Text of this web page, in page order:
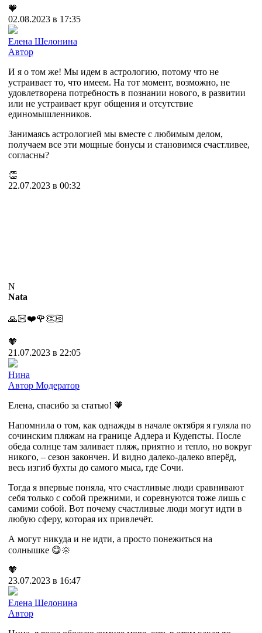
🧡
02.08.2023 в 17:35
Елена Шелонина
Автор
И я о том же! Мы идем в астрологию, потому что не
устраивает то, что имеем. На тот момент, возможно, не
удовлетворена потребность в познании нового, в развитии
или не устраивает круг общения и отсутствие
единомышленников.
Занимаясь астрологией мы вместе с любимым делом,
получаем все эти мощные бонусы и становимся счастливее,
согласны?
👏
22.07.2023 в 00:32
N
Nata
🙏🏻❤️🌹👏🏻
🧡
21.07.2023 в 22:05
Нина
Автор Модератор
Елена, спасибо за статью! 🧡
Напомнила о том, как однажды в начале октября я гуляла по
сочинским пляжам на границе Адлера и Кудепсты. После
обеда солнце там заливает пляж, приятно и тепло, но вокруг
никого, – сезон закончен. И видно далеко-далеко вперёд,
весь изгиб бухты до самого мыса, где Сочи.
Тогда я впервые поняла, что счастливые люди сравнивают
себя только с собой прежними, и соревнуются тоже лишь с
самими собой. Вот почему счастливые люди могут идти в
любую сферу, которая их привлечёт.
А могут никуда и не идти, а просто понежиться на
солнышке 😋🌞
🧡
23.07.2023 в 16:47
Елена Шелонина
Автор